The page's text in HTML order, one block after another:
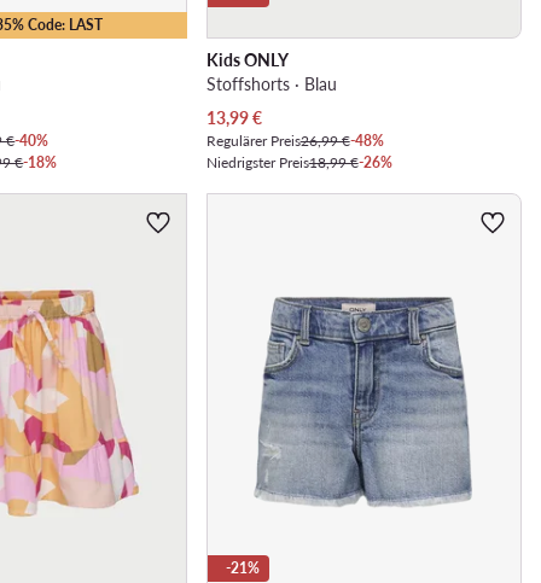
Code: LAST
€-40%
€-18%
Kids ONLY
Stoffshorts · Blau
Aktueller Preis
13,99€
Regulärer Preis26,99 €-48%
Niedrigster Preis18,99 €-26%
-21%